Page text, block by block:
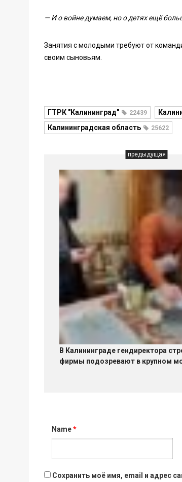
— И о войне думаем, но о детях ещё
Занятия с молодыми требуют от
своим сыновьям.
ГТРК "Калининград" 22439
Калининградская область 25622
предыдущая
В Калининграде гендиректора
фирмы подозревают в крупном
Name*
Сохранить моё имя, email и адрес